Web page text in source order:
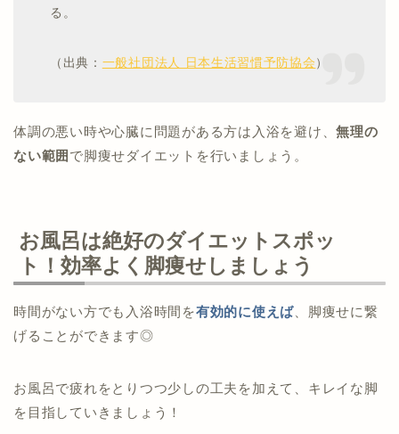
る。
（出典： 一般社団法人 日本生活習慣予防協会 ）
体調の悪い時や心臓に問題がある方は入浴を避け、無理の
ない範囲 で脚痩せダイエットを行いましょう。
お風呂は絶好のダイエットスポッ
ト！効率よく脚痩せしましょう
時間がない方でも入浴時間を有効的に使えば 、脚痩せに繋
げることができます◎
お風呂で疲れをとりつつ少しの工夫を加えて、キレイな脚
を目指していきましょう！